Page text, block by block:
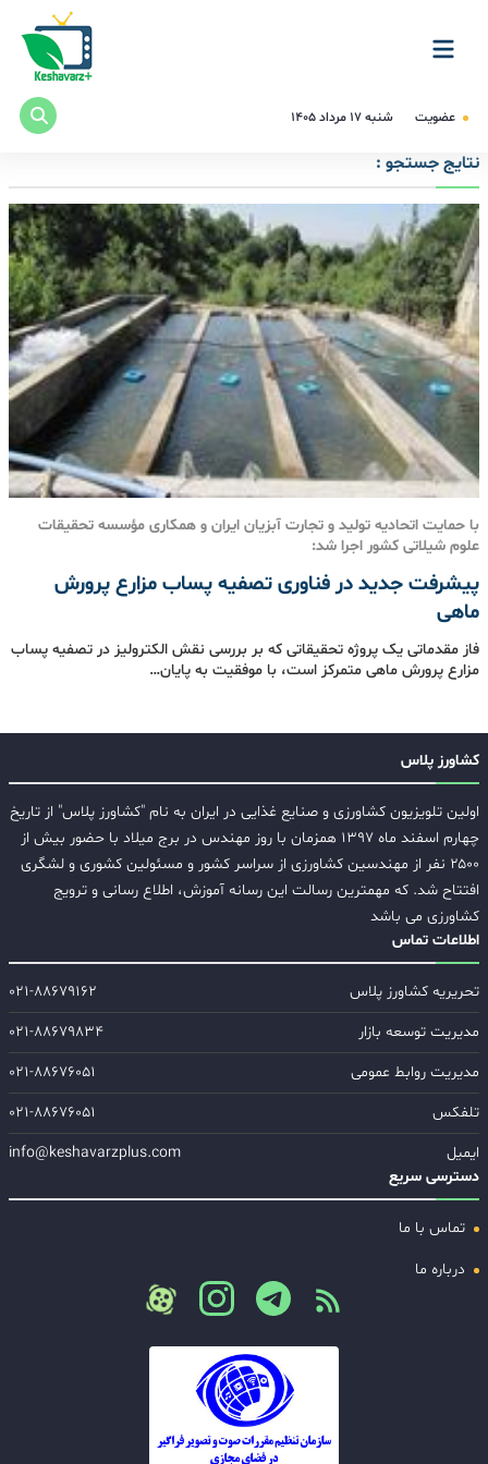
عضویت شنبه ۱۷ مرداد ۱۴۰۵
نتایج جستجو :
با حمایت اتحادیه تولید و تجارت آبزیان ایران و همکاری مؤسسه تحقیقات
علوم شیلاتی کشور اجرا شد:
پیشرفت جدید در فناوری تصفیه پساب مزارع پرورش
ماهی
فاز مقدماتی یک پروژه تحقیقاتی که بر بررسی نقش الکترولیز در تصفیه پساب
مزارع پرورش ماهی متمرکز است، با موفقیت به پایان…
کشاورز پلاس
اولین تلویزیون کشاورزی و صنایع غذایی در ایران به نام "کشاورز پلاس" از تاریخ
چهارم اسفند ماه ۱۳۹۷ همزمان با روز مهندس در برج میلاد با حضور بیش از
۲۵۰۰ نفر از مهندسین کشاورزی از سراسر کشور و مسئولین کشوری و لشگری
افتتاح شد. که مهمترین رسالت این رسانه آموزش، اطلاع رسانی و ترویج
کشاورزی می باشد
اطلاعات تماس
تحریریه کشاورز پلاس
۰۲۱-۸۸۶۷۹۱۶۲
مدیریت توسعه بازار
۰۲۱-۸۸۶۷۹۸۳۴
مدیریت روابط عمومی
۰۲۱-۸۸۶۷۶۰۵۱
تلفکس
۰۲۱-۸۸۶۷۶۰۵۱
ایمیل
info@keshavarzplus.com
دسترسی سریع
تماس با ما
درباره ما